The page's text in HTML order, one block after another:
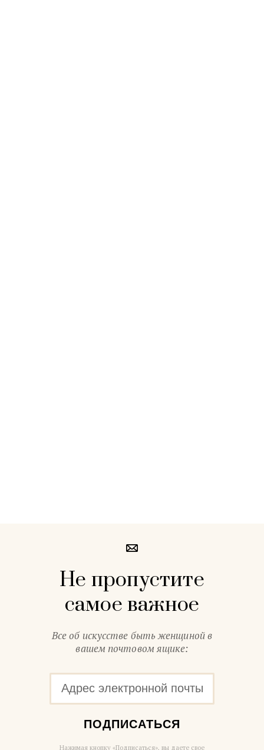
Не пропустите
самое важное
Все об искусстве быть женщиной в
вашем почтовом ящике:
ПОДПИСАТЬСЯ
Нажимая кнопку «Подписаться», вы даете свое